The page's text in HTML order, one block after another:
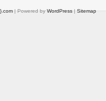
| Powered byWordPress|Sitemap